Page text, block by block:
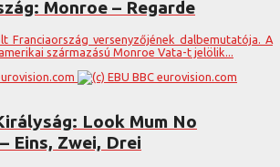
Monroe – Regarde
Franciaország versenyzőjének dalbemutatója. A
származású Monroe Vata-t jelölik...
Look Mum No
Eins, Zwei, Drei